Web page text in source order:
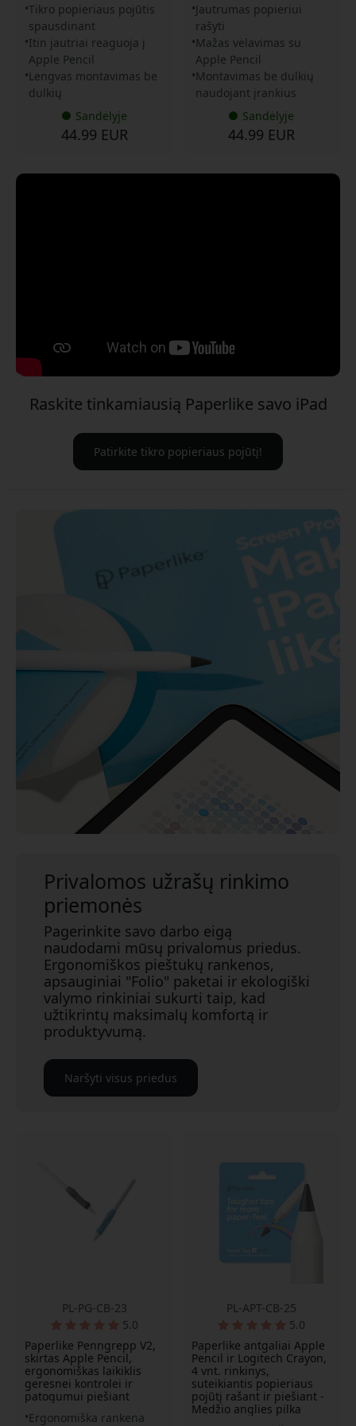
Tikro popieriaus pojūtis
spausdinant
Itin jautriai reaguoja į
Apple Pencil
Lengvas montavimas be
dulkių
Sandėlyje
44.99 EUR
Jautrumas popieriui
rašyti
Mažas vėlavimas su
Apple Pencil
Montavimas be dulkių
naudojant įrankius
Sandėlyje
44.99 EUR
Raskite tinkamiausią Paperlike savo iPad
Patirkite tikro popieriaus pojūtį!
Privalomos užrašų rinkimo
priemonės
Pagerinkite savo darbo eigą
naudodami mūsų privalomus priedus.
Ergonomiškos pieštukų rankenos,
apsauginiai "Folio" paketai ir ekologiški
valymo rinkiniai sukurti taip, kad
užtikrintų maksimalų komfortą ir
produktyvumą.
Naršyti visus priedus
PL-PG-CB-23
5.0
Paperlike Penngrepp V2,
skirtas Apple Pencil,
ergonomiškas laikiklis
geresnei kontrolei ir
patogumui piešiant
Ergonomiška rankena
PL-APT-CB-25
5.0
Paperlike antgaliai Apple
Pencil ir Logitech Crayon,
4 vnt. rinkinys,
suteikiantis popieriaus
pojūtį rašant ir piešiant -
Medžio anglies pilka